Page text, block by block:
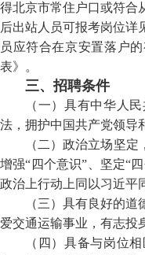
得北京市常住户口或符合
后出站人员可报考岗位详
员应符合在京安置落户
表》。
三、招聘条件
（一）具有中华人
法，拥护中国共产党领导
（二）政治立场坚定
增强“四个意识”、坚定“
政治上行动上同以习近平
（三）具有良好的
爱交通运输事业，有志投
（四）具备与岗位